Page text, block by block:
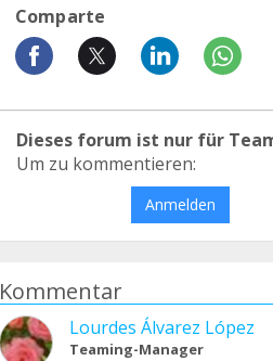
Comparte
Dieses forum ist nur für
Um zu kommentieren:
Anmelden
Kommentar
Lourdes Álvarez López
Teaming-Manager